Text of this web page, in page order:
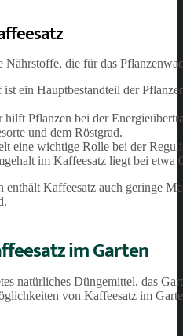
Nährstoffe, die für das
ist ein Hauptbestandteil der
hilft Pflanzen bei der
und dem Röstgrad.
eine wichtige Rolle bei der
im Kaffeesatz liegt bei etwa
enthält Kaffeesatz auch geringe
im Garten
natürliches Düngemittel, das
von Kaffeesatz im